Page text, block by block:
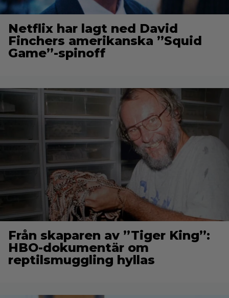
Netflix har lagt ned David
Finchers amerikanska ”Squid
Game”-spinoff
Från skaparen av ”Tiger King”:
HBO-dokumentär om
reptilsmuggling hyllas